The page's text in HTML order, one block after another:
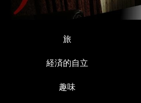
旅
経済的自立
趣味